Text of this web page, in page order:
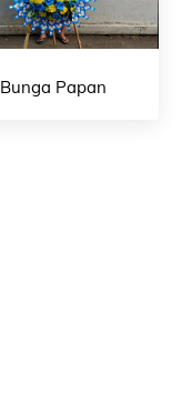
Bunga Papan